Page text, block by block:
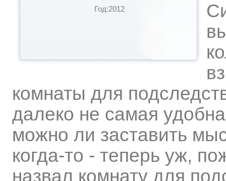
Год:2012
комнаты для
далеко не самая
можно ли заставить
когда-то - теперь уж,
назвал комнату для